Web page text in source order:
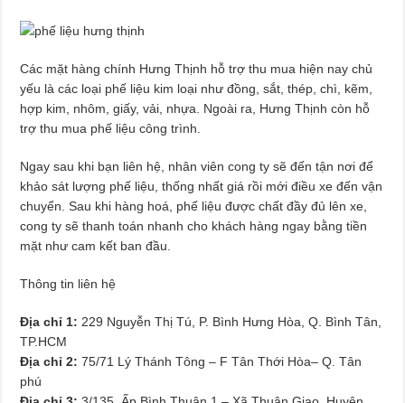
Các mặt hàng chính Hưng Thịnh hỗ trợ thu mua hiện nay chủ
yếu là các loại phế liệu kim loại như đồng, sắt, thép, chì, kẽm,
hợp kim, nhôm, giấy, vải, nhựa. Ngoài ra, Hưng Thịnh còn hỗ
trợ thu mua phế liệu công trình.
Ngay sau khi bạn liên hệ, nhân viên cong ty sẽ đến tận nơi để
khảo sát lượng phế liệu, thống nhất giá rồi mới điều xe đến vận
chuyển. Sau khi hàng hoá, phế liệu được chất đầy đủ lên xe,
cong ty sẽ thanh toán nhanh cho khách hàng ngay bằng tiền
mặt như cam kết ban đầu.
Thông tin liên hệ
Địa chỉ 1: 229 Nguyễn Thị Tú, P. Bình Hưng Hòa, Q. Bình Tân,
TP.HCM
Địa chỉ 2:75/71 Lý Thánh Tông – F Tân Thới Hòa– Q. Tân
phú